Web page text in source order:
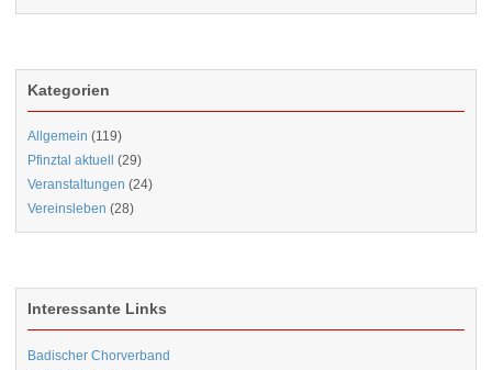
Kategorien
Allgemein (119)
Pfinztal aktuell
(29)
Veranstaltungen (24)
Vereinsleben (28)
Interessante Links
Badischer Chorverband